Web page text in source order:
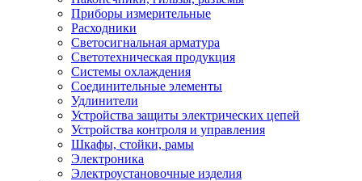
Приборы измерительные
Расходники
Светосигнальная арматура
Светотехническая продукция
Системы охлаждения
Соединительные элементы
Удлинители
Устройства защиты электрических цепей
Устройства контроля и управления
Шкафы, стойки, рамы
Электроника
Электроустановочные изделия